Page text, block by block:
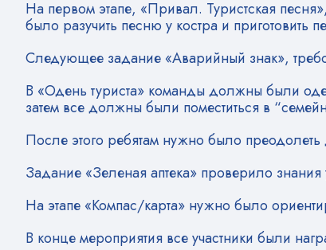
На первом этапе, «Привал. Туристская
было разучить песню у костра и приготовить
Следующее задание «Аварийный знак»,
В «Одень туриста» команды должны были
затем все должны были поместиться в
После этого ребятам нужно было
Задание «Зеленая аптека» проверило
На этапе «Компас/карта» нужно было
В конце мероприятия все участники были